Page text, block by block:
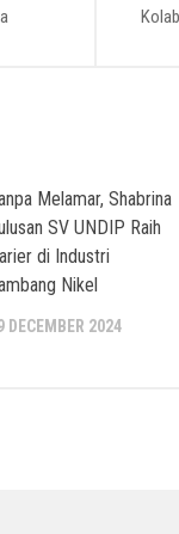
Melamar, Shabrina
SV UNDIP Raih
di Industri
Nikel
DECEMBER 2024